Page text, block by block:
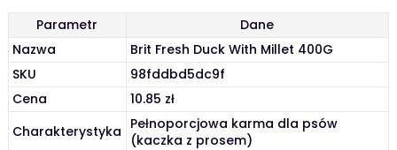
Parametr
Dane
Nazwa
Brit Fresh Duck With Millet 400G
SKU
98fddbd5dc9f
Cena
10.85 zł
Charakterystyka Pełnoporcjowa karma dla psów
(kaczka z prosem)